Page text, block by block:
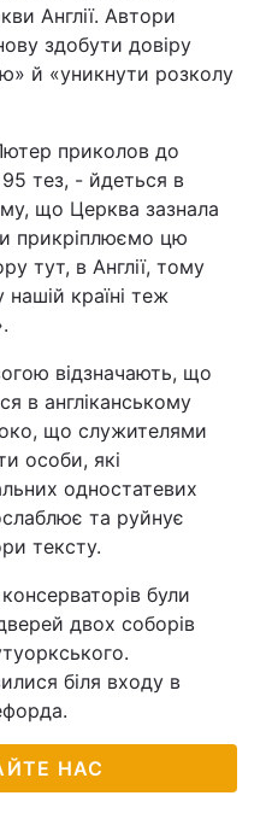
Англії. Автори
здобути довіру
й «уникнути розколу
приколов до
тез, - йдеться в
що Церква зазнала
прикріплюємо цю
тут, в Англії, тому
країні теж
відзначають, що
в англіканському
що служителями
особи, які
одностатевих
та руйнує
тексту.
були
двох соборів
біля входу в
НАС